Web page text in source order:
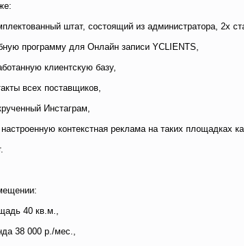
штат, состоящий из администратора, 2х
программу для Онлайн записи YCLIENTS,
клиентскую базу,
всех поставщиков,
Инстаграм,
контекстная реклама на таких площадках
40 кв.м.,
38 000 р./мес.,